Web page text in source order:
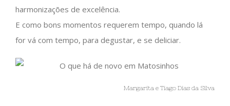
harmonizações de excelência.
E como bons momentos requerem tempo, quando lá
for vá com tempo, para degustar, e se deliciar.
Margarita e Tiago Dias da Silva